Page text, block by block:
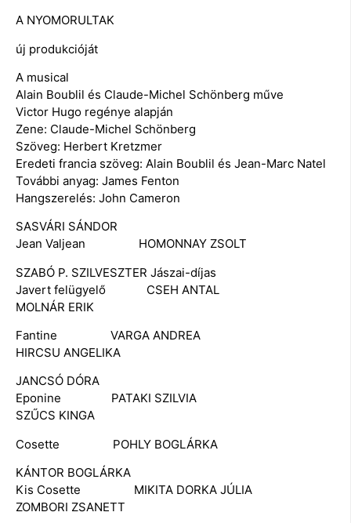
A NYOMORULTAK
új produkcióját
A musical
Alain Boublil és Claude-Michel Schönberg műve
Victor Hugo regénye alapján
Zene: Claude-Michel Schönberg
Szöveg: Herbert Kretzmer
Eredeti francia szöveg: Alain Boublil és Jean-Marc Natel
További anyag: James Fenton
Hangszerelés: John Cameron
SASVÁRI SÁNDOR
Jean Valjean HOMONNAY ZSOLT
SZABÓ P. SZILVESZTER Jászai-díjas
Javert felügyelő CSEH ANTAL
MOLNÁR ERIK
Fantine VARGA ANDREA
HIRCSU ANGELIKA
JANCSÓ DÓRA
Eponine PATAKI SZILVIA
SZŰCS KINGA
Cosette POHLY BOGLÁRKA
KÁNTOR BOGLÁRKA
Kis Cosette MIKITA DORKA JÚLIA
ZOMBORI ZSANETT